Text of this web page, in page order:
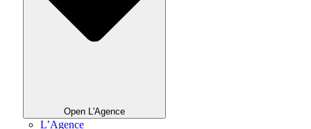
Open L'Agence
L’Agence